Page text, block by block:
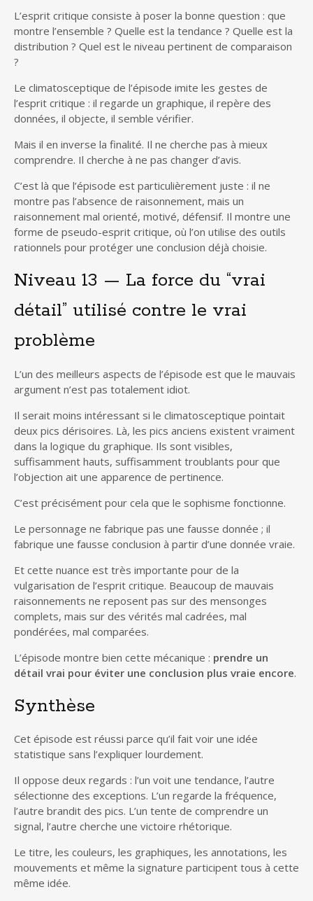
L’esprit critique consiste à poser la bonne question : que
montre l’ensemble ? Quelle est la tendance ? Quelle est la
distribution ? Quel est le niveau pertinent de comparaison
?
Le climatosceptique de l’épisode imite les gestes de
l’esprit critique : il regarde un graphique, il repère des
données, il objecte, il semble vérifier.
Mais il en inverse la finalité. Il ne cherche pas à mieux
comprendre. Il cherche à ne pas changer d’avis.
C’est là que l’épisode est particulièrement juste : il ne
montre pas l’absence de raisonnement, mais un
raisonnement mal orienté, motivé, défensif. Il montre une
forme de pseudo-esprit critique, où l’on utilise des outils
rationnels pour protéger une conclusion déjà choisie.
Niveau 13 — La force du “vrai
détail” utilisé contre le vrai
problème
L’un des meilleurs aspects de l’épisode est que le mauvais
argument n’est pas totalement idiot.
Il serait moins intéressant si le climatosceptique pointait
deux pics dérisoires. Là, les pics anciens existent vraiment
dans la logique du graphique. Ils sont visibles,
suffisamment hauts, suffisamment troublants pour que
l’objection ait une apparence de pertinence.
C’est précisément pour cela que le sophisme fonctionne.
Le personnage ne fabrique pas une fausse donnée ; il
fabrique une fausse conclusion à partir d’une donnée vraie.
Et cette nuance est très importante pour de la
vulgarisation de l’esprit critique. Beaucoup de mauvais
raisonnements ne reposent pas sur des mensonges
complets, mais sur des vérités mal cadrées, mal
pondérées, mal comparées.
L’épisode montre bien cette mécanique : prendre un
détail vrai pour éviter une conclusion plus vraie encore.
Synthèse
Cet épisode est réussi parce qu’il fait voir une idée
statistique sans l’expliquer lourdement.
Il oppose deux regards : l’un voit une tendance, l’autre
sélectionne des exceptions. L’un regarde la fréquence,
l’autre brandit des pics. L’un tente de comprendre un
signal, l’autre cherche une victoire rhétorique.
Le titre, les couleurs, les graphiques, les annotations, les
mouvements et même la signature participent tous à cette
même idée.